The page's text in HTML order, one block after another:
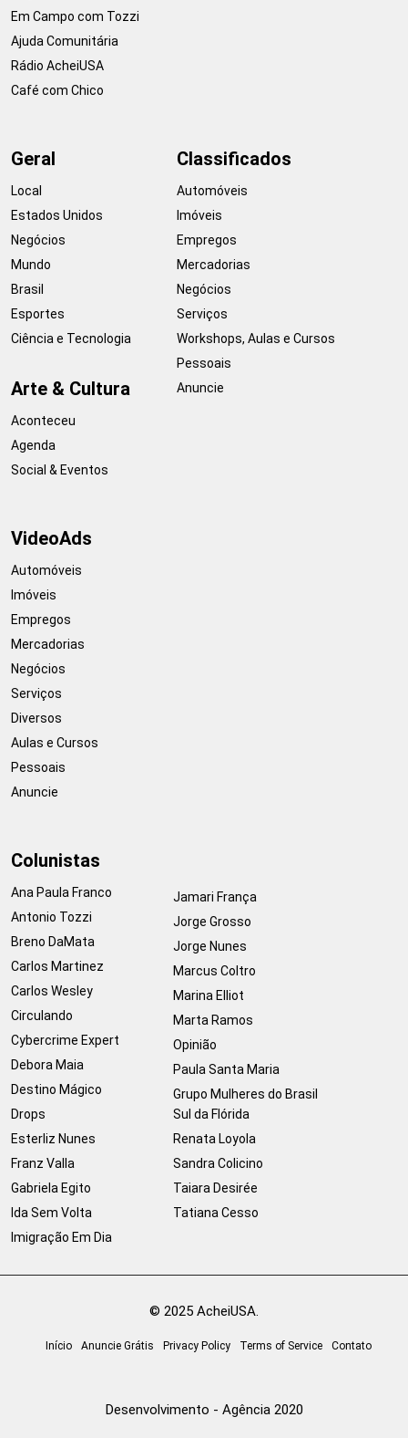
Em Campo com Tozzi
Ajuda Comunitária
Rádio AcheiUSA
Café com Chico
Geral
Local
Estados Unidos
Negócios
Mundo
Brasil
Esportes
Ciência e Tecnologia
Arte & Cultura
Aconteceu
Agenda
Social & Eventos
Classificados
Automóveis
Imóveis
Empregos
Mercadorias
Negócios
Serviços
Workshops, Aulas e Cursos
Pessoais
Anuncie
VideoAds
Automóveis
Imóveis
Empregos
Mercadorias
Negócios
Serviços
Diversos
Aulas e Cursos
Pessoais
Anuncie
Colunistas
Ana Paula Franco
Antonio Tozzi
Breno DaMata
Carlos Martinez
Carlos Wesley
Circulando
Cybercrime Expert
Debora Maia
Destino Mágico
Drops
Esterliz Nunes
Franz Valla
Gabriela Egito
Ida Sem Volta
Imigração Em Dia
Jamari França
Jorge Grosso
Jorge Nunes
Marcus Coltro
Marina Elliot
Marta Ramos
Opinião
Paula Santa Maria
Grupo Mulheres do Brasil
Sul da Flórida
Renata Loyola
Sandra Colicino
Taiara Desirée
Tatiana Cesso
© 2025 AcheiUSA.
Início Anuncie Grátis Privacy Policy Terms of Service Contato
Desenvolvimento - Agência 2020